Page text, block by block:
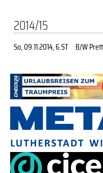
2014/15
So, 09.11.2014, 6.ST B/W